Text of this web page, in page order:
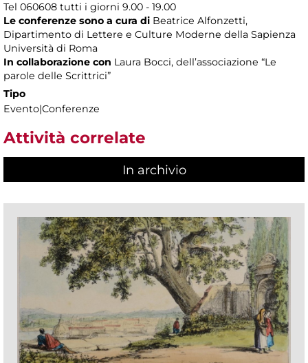
Tel 060608 tutti i giorni 9.00 - 19.00
Le conferenze sono a cura di Beatrice Alfonzetti,
Dipartimento di Lettere e Culture Moderne della Sapienza
Università di Roma
In collaborazione con Laura Bocci, dell’associazione “Le
parole delle Scrittrici”
Tipo
Evento|Conferenze
Attività correlate
In archivio